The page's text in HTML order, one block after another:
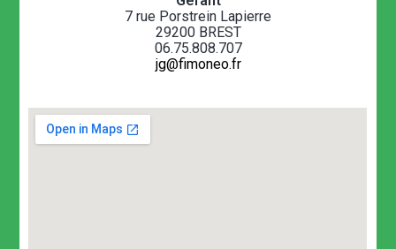
7 rue Porstrein Lapierre
29200 BREST
06.75.808.707
jg@fimoneo.fr